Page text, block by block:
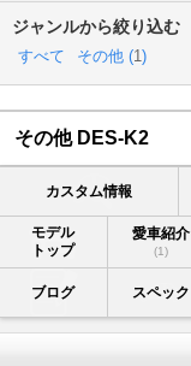
ジャンルから絞り込む
すべて その他 (1)
その他 DES-K2
カスタム情報
モデル
トップ
愛車紹介
(1)
ブログ スペック